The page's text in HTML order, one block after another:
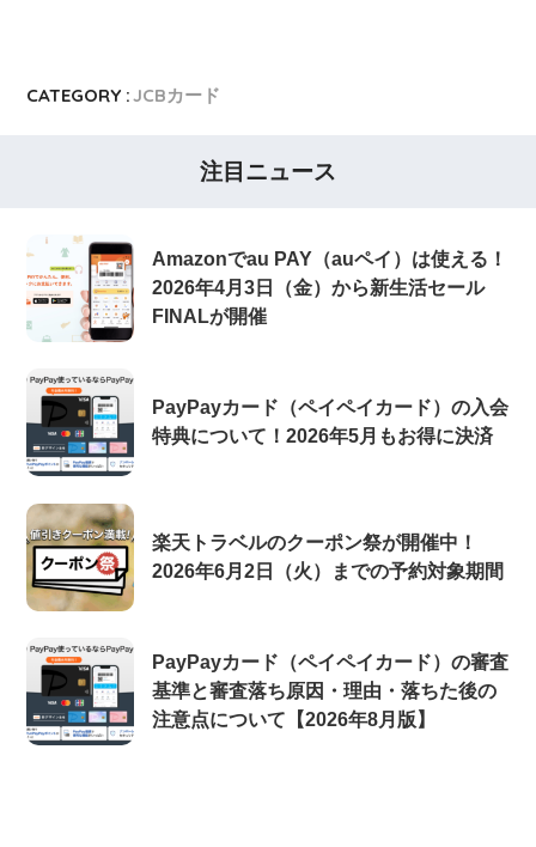
CATEGORY :JCBカード
注目ニュース
Amazonでau PAY（auペイ）は使える！
2026年4月3日（金）から新生活セール
FINALが開催
PayPayカード（ペイペイカード）の入会
特典について！2026年5月もお得に決済
楽天トラベルのクーポン祭が開催中！
2026年6月2日（火）までの予約対象期間
PayPayカード（ペイペイカード）の審査
基準と審査落ち原因・理由・落ちた後の
注意点について【2026年8月版】